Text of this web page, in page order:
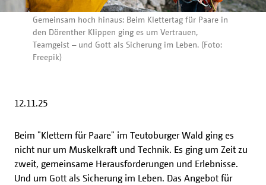
Gemeinsam hoch hinaus: Beim Klettertag für Paare in
den Dörenther Klippen ging es um Vertrauen,
Teamgeist – und Gott als Sicherung im Leben. (Foto:
Freepik)
12.11.25
Beim "Klettern für Paare" im Teutoburger Wald ging es
nicht nur um Muskelkraft und Technik. Es ging um Zeit zu
zweit, gemeinsame Herausforderungen und Erlebnisse.
Und um Gott als Sicherung im Leben. Das Angebot für